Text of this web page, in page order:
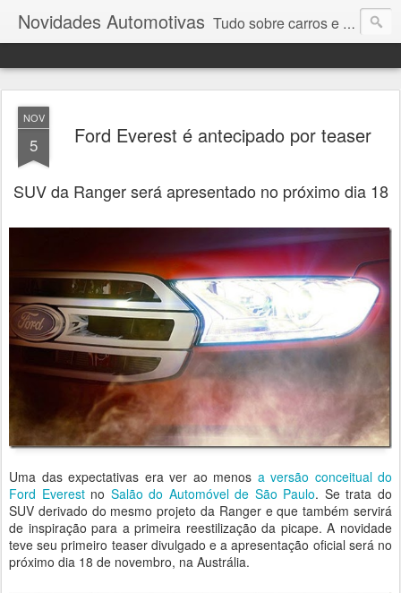
Novidades Automotivas Tudo sobre carros e motores
NOV
5 Ford Everest é antecipado por teaser
SUV da Ranger será apresentado no próximo dia 18
Uma das expectativas era ver ao menos a versão conceitual do
Ford Everestno Salão do Automóvel de São Paulo. Se trata do
SUV derivado do mesmo projeto da Ranger e que também servirá
de inspiração para a primeira reestilização da picape. A novidade
teve seu primeiro teaser divulgado e a apresentação oficial será no
próximo dia 18 de novembro, na Austrália.